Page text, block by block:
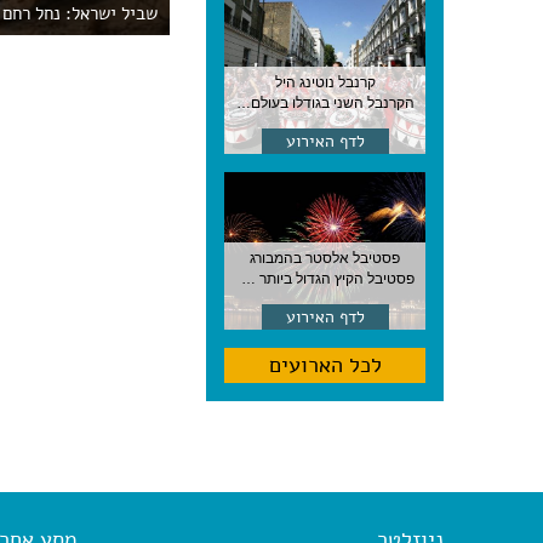
קרנבל נוטינג היל
הקרנבל השני בגודלו בעולם, עם מוזיקה, תהלוכות ותחפושות. לונדון
לדף האירוע
פסטיבל אלסטר בהמבורג
פסטיבל הקיץ הגדול ביותר בהמבורג, סוף אוגוסט, גרמניה
לדף האירוע
לכל הארועים
שביל ישראל: נחל רחם